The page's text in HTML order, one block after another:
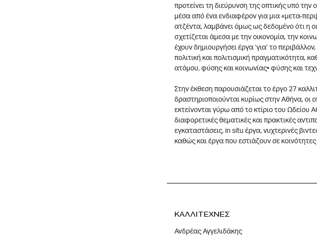
προτείνει τη διεύρυνση της οπτικής υπό την
μέσα από ένα ενδιαφέρον για μια «μετα-
ατζέντα, λαμβάνει όμως ως δεδομένο ότι η
σχετίζεται άμεσα με την οικονομία, την
έχουν δημιουργήσει έργα ‘για’ το
πολιτική και πολιτισμική πραγματικότητα,
ατόμου, φύσης και κοινωνίας• φύσης και
Στην έκθεση παρουσιάζεται το έργο 27
δραστηριοποιούνται κυρίως στην Αθήνα, οι
εκτείνονται γύρω από το κτίριο του
διαφορετικές θεματικές και πρακτικές
εγκαταστάσεις, in situ έργα, νυχτερινές
καθώς και έργα που εστιάζουν σε
ΚΑΛΛΙΤΕΧΝΕΣ
Ανδρέας Αγγελιδάκης